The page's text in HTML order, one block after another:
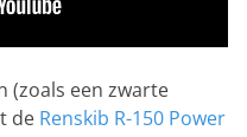
(zoals een zwarte
de Renskib R-150 Power